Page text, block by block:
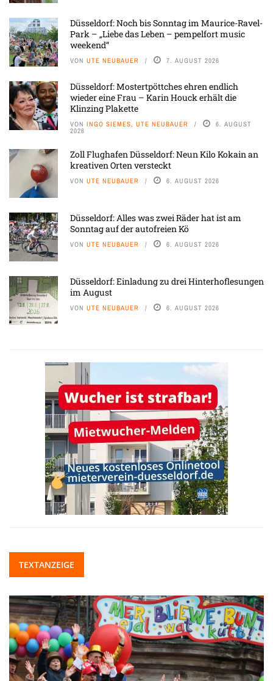
Düsseldorf: Noch bis Sonntag im Maurice-Ravel-
Park – „Liebe das Leben – pempelfort music
weekend“
VON UTE NEUBAUER 7. AUGUST 2026
Düsseldorf: Mostertpöttches ehren endlich
wieder eine Frau – Karin Houck erhält die
Klinzing Plakette
VON INGO SIEMES, UTE NEUBAUER 6. AUGUST
2026
Zoll Flughafen Düsseldorf: Neun Kilo Kokain an
kreativen Orten versteckt
VON UTE NEUBAUER 6. AUGUST 2026
Düsseldorf: Alles was zwei Räder hat ist am
Sonntag auf der autofreien Kö
VON UTE NEUBAUER 6. AUGUST 2026
Düsseldorf: Einladung zu drei Hinterhoflesungen
im August
VON UTE NEUBAUER 6. AUGUST 2026
TEXTANZEIGE